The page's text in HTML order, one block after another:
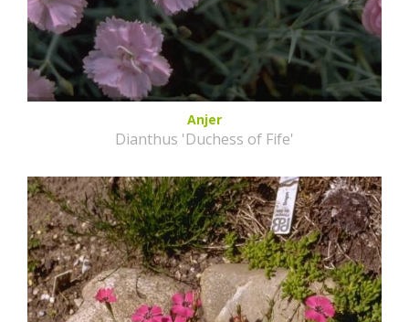
Anjer
Dianthus 'Duchess of Fife'